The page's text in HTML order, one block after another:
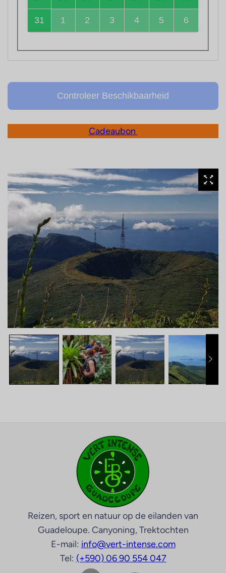
31 1 2 3 4 5 6
Controleer Beschikbaarheid
Cadeaubon
Reizen, sport en natuur op de eilanden van
Guadeloupe. Canyoning, Trektochten
E-mail: info@vert-intense.com
Tel: (+590) 06 90 554 047